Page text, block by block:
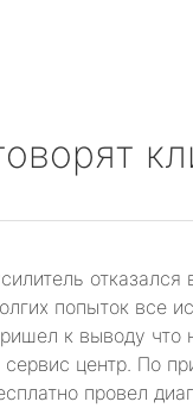
отказался
попыток все
к выводу что
сервис центр. По
провел